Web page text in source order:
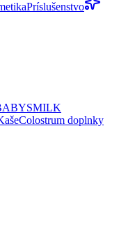
Príslušenstvo
Colostrum doplnky